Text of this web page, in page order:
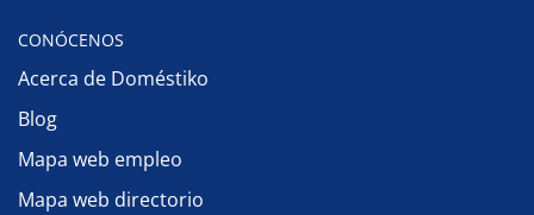
CONÓCENOS
Acerca de Doméstiko
Blog
Mapa web empleo
Mapa web directorio